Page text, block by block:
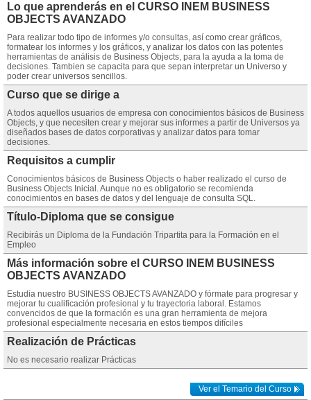
Lo que aprenderás en el CURSO INEM BUSINESS
OBJECTS AVANZADO
Para realizar todo tipo de informes y/o consultas, así como crear gráficos,
formatear los informes y los gráficos, y analizar los datos con las potentes
herramientas de análisis de Business Objects, para la ayuda a la toma de
decisiones. Tambien se capacita para que sepan interpretar un Universo y
poder crear universos sencillos.
Curso que se dirige a
A todos aquellos usuarios de empresa con conocimientos básicos de Business
Objects, y que necesiten crear y mejorar sus informes a partir de Universos ya
diseñados bases de datos corporativas y analizar datos para tomar
decisiones.
Requisitos a cumplir
Conocimientos básicos de Business Objects o haber realizado el curso de
Business Objects Inicial. Aunque no es obligatorio se recomienda
conocimientos en bases de datos y del lenguaje de consulta SQL.
Título-Diploma que se consigue
Recibirás un Diploma de la Fundación Tripartita para la Formación en el
Empleo
Más información sobre el CURSO INEM BUSINESS
OBJECTS AVANZADO
Estudia nuestro BUSINESS OBJECTS AVANZADO y fórmate para progresar y
mejorar tu cualificación profesional y tu trayectoria laboral. Estamos
convencidos de que la formación es una gran herramienta de mejora
profesional especialmente necesaria en estos tiempos difíciles
Realización de Prácticas
No es necesario realizar Prácticas
Ver el Temario del Curso